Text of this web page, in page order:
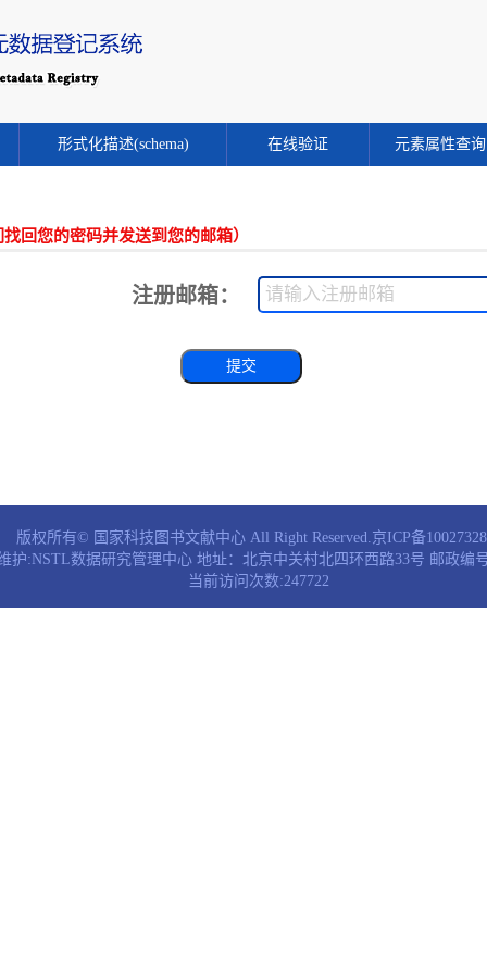
形式化描述(schema) 在线验证 元素属性查询
回您的密码并发送到您的邮箱）
注册邮箱：
版权所有© 国家科技图书文献中心 All Right Reserved.京ICP备
护:NSTL数据研究管理中心 地址：北京中关村北四环西路33号 邮政编
当前访问次数:247722